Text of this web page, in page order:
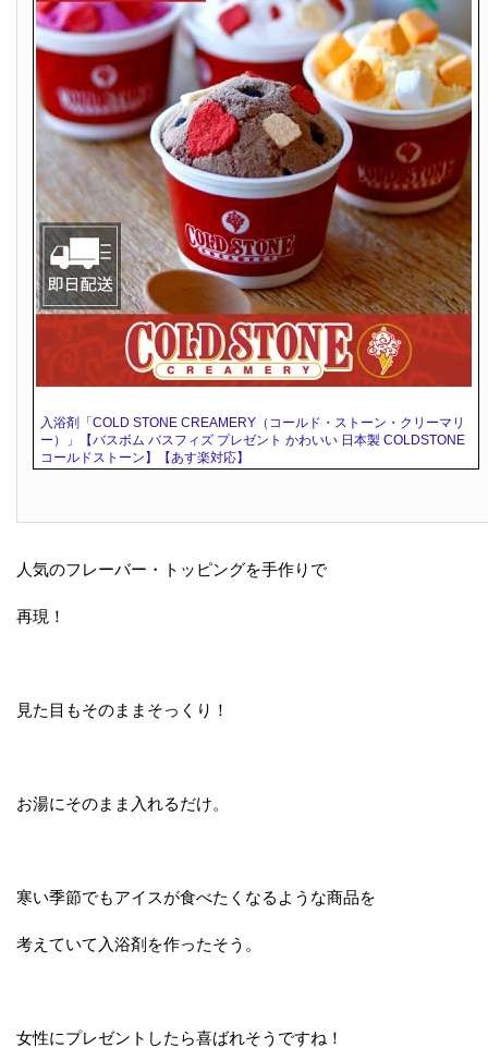
入浴剤「COLD STONE CREAMERY（コールド・ストーン・クリーマリ
ー）」【バスボム バスフィズ プレゼント かわいい 日本製 COLDSTONE
コールドストーン】【あす楽対応】
人気のフレーバー・トッピングを手作りで
再現！
見た目もそのままそっくり！
お湯にそのまま入れるだけ。
寒い季節でもアイスが食べたくなるような商品を
考えていて入浴剤を作ったそう。
女性にプレゼントしたら喜ばれそうですね！